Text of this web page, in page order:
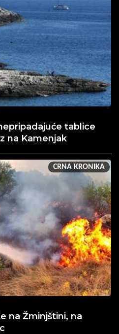
tablice
na Kamenjak
CRNA KRONIKA
na Žminjštini, na